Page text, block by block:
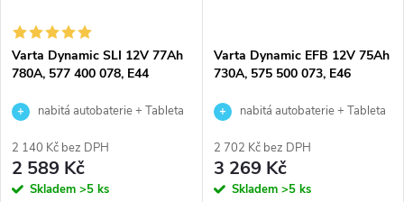
Varta Dynamic SLI 12V 77Ah
780A, 577 400 078, E44
nabitá autobaterie + Tableta
výkup staré baterie při doručení
nebo v prodejně Jinočany
2 140 Kč bez DPH
2 589 Kč
Skladem >5 ks
Varta Dynamic EFB 12V 75Ah
730A, 575 500 073, E46
nabitá autobaterie + Tableta
výkup staré baterie při doručení
nebo v prodejně Jinočany
2 702 Kč bez DPH
3 269 Kč
Skladem >5 ks